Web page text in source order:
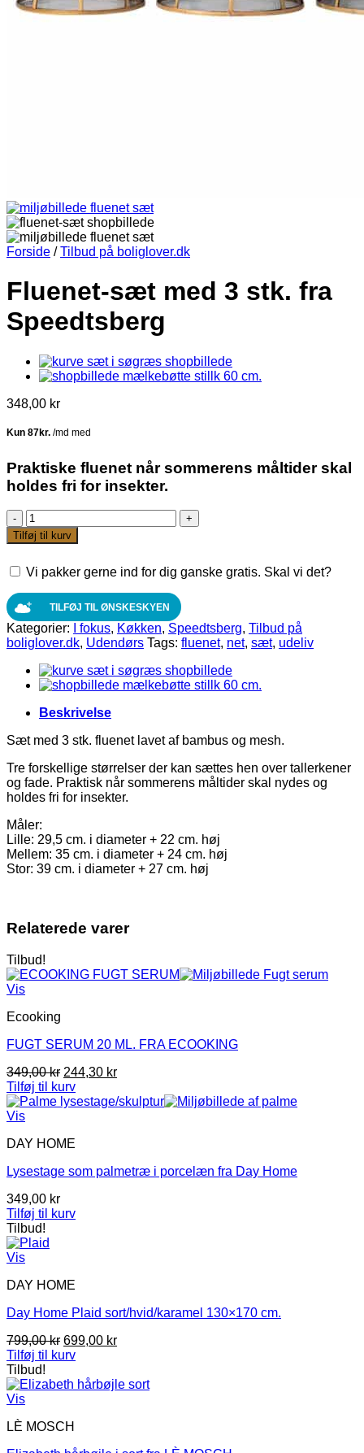
Forside / Tilbud på boliglover.dk
Fluenet-sæt med 3 stk. fra
Speedtsberg
348,00 kr
Praktiske fluenet når sommerens måltider skal
holdes fri for insekter.
Fluenet-
sæt
med
stk.
Speedtsberg
antal
Tilføj til kurv
Vi pakker gerne ind for dig ganske gratis. Skal vi det?
TILFØJ TIL ØNSKESKYEN
Kategorier: I fokus, Køkken, Speedtsberg, Tilbud på
boliglover.dk, Udendørs Tags: fluenet, net, sæt, udeliv
Beskrivelse
Sæt med 3 stk. fluenet lavet af bambus og mesh.
Tre forskellige størrelser der kan sættes hen over tallerkener
og fade. Praktisk når sommerens måltider skal nydes og
holdes fri for insekter.
Måler:
Lille: 29,5 cm. i diameter + 22 cm. høj
Mellem: 35 cm. i diameter + 24 cm. høj
Stor: 39 cm. i diameter + 27 cm. høj
Relaterede varer
Tilbud!
Vis
Ecooking
FUGT SERUM 20 ML. FRA ECOOKING
349,00kr Den
oprindelige
pris
244,30 krDen
pris
Tilføj til kurv
Vis
DAY HOME
Lysestage som palmetræ i porcelæn fra Day Home
349,00 kr
Tilføj til kurv
Tilbud!
Vis
DAY HOME
Day Home Plaid sort/hvid/karamel 130×170 cm.
799,00kr Den
oprindelige
var:
699,00 krDen
er:
Tilføj til kurv
Tilbud!
Vis
LÈ MOSCH